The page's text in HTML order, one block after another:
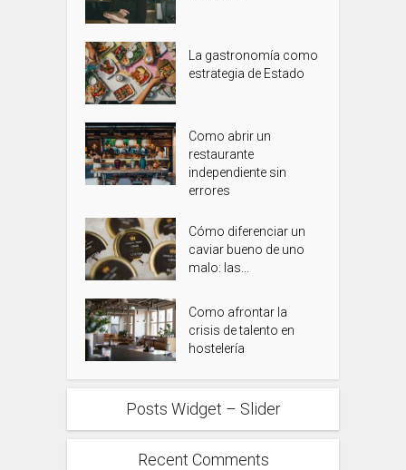
La gastronomía como
estrategia de Estado
Como abrir un
restaurante
independiente sin
errores
Cómo diferenciar un
caviar bueno de uno
malo: las...
Como afrontar la
crisis de talento en
hostelería
Posts Widget – Slider
Recent Comments